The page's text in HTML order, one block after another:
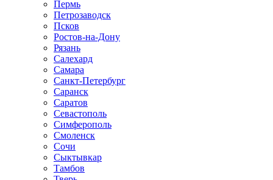
Пермь
Петрозаводск
Псков
Ростов-на-Дону
Рязань
Салехард
Самара
Санкт-Петербург
Саранск
Саратов
Севастополь
Симферополь
Смоленск
Сочи
Сыктывкар
Тамбов